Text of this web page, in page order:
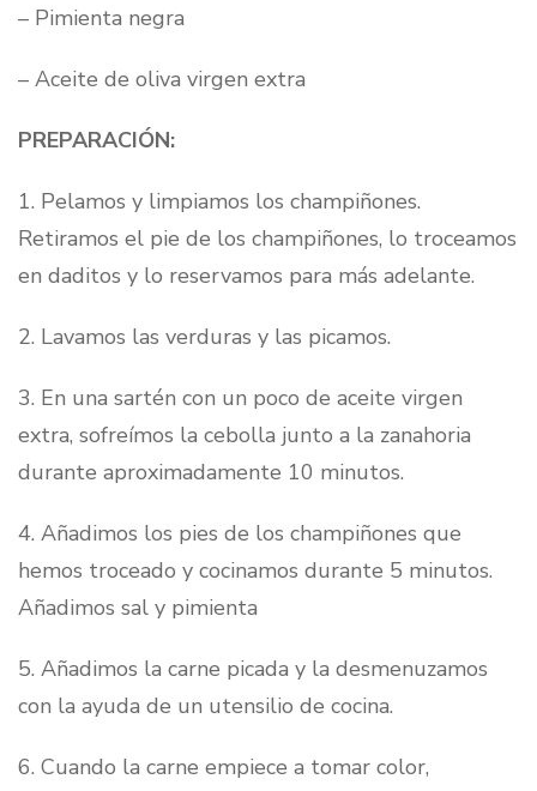
– Pimienta negra
– Aceite de oliva virgen extra
PREPARACIÓN:
1. Pelamos y limpiamos los champiñones.
Retiramos el pie de los champiñones, lo troceamos
en daditos y lo reservamos para más adelante.
2. Lavamos las verduras y las picamos.
3. En una sartén con un poco de aceite virgen
extra, sofreímos la cebolla junto a la zanahoria
durante aproximadamente 10 minutos.
4. Añadimos los pies de los champiñones que
hemos troceado y cocinamos durante 5 minutos.
Añadimos sal y pimienta
5. Añadimos la carne picada y la desmenuzamos
con la ayuda de un utensilio de cocina.
6. Cuando la carne empiece a tomar color,